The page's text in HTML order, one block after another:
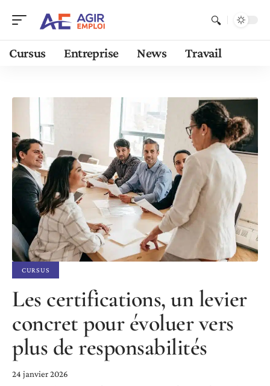
Cursus Entreprise News Travail
CURSUS
Les certifications, un levier
concret pour évoluer vers
plus de responsabilités
24 janvier 2026